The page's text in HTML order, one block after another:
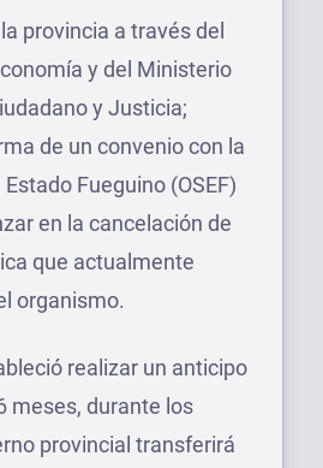
provincia a través del
y del Ministerio
y Justicia;
de un convenio con la
Fueguino (OSEF)
en la cancelación de
que actualmente
organismo.
realizar un anticipo
meses, durante los
provincial transferirá